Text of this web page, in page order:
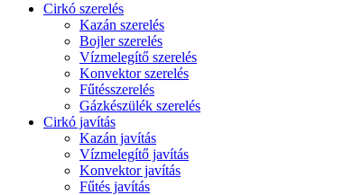
Cirkó szerelés
Kazán szerelés
Bojler szerelés
Vízmelegítő szerelés
Konvektor szerelés
Fűtésszerelés
Gázkészülék szerelés
Cirkó javítás
Kazán javítás
Vízmelegítő javítás
Konvektor javítás
Fűtés javítás